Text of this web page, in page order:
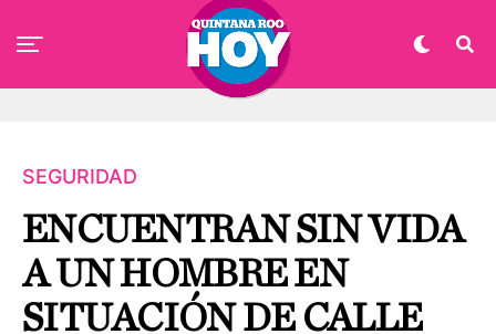
SEGURIDAD
ENCUENTRAN SIN VIDA
A UN HOMBRE EN
SITUACIÓN DE CALLE